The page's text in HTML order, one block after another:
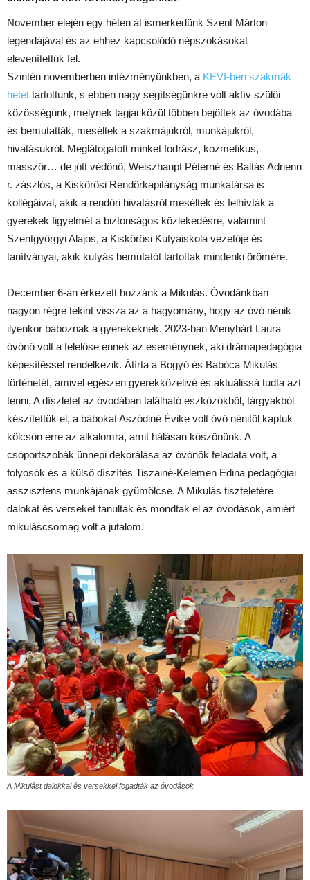
November elején egy héten át ismerkedünk Szent Márton
legendájával és az ehhez kapcsolódó népszokásokat
elevenítettük fel.
Szintén novemberben intézményünkben, a KEVI-ben szakmák
hetét tartottunk, s ebben nagy segítségünkre volt aktív szülői
közösségünk, melynek tagjai közül többen bejöttek az óvodába
és bemutatták, meséltek a szakmájukról, munkájukról,
hivatásukról. Meglátogatott minket fodrász, kozmetikus,
masszőr… de jött védőnő, Weiszhaupt Péterné és Baltás Adrienn
r. zászlós, a Kiskőrösi Rendőrkapitányság munkatársa is
kollégáival, akik a rendőri hivatásról meséltek és felhívták a
gyerekek figyelmét a biztonságos közlekedésre, valamint
Szentgyörgyi Alajos, a Kiskőrösi Kutyaiskola vezetője és
tanítványai, akik kutyás bemutatót tartottak mindenki örömére.
December 6-án érkezett hozzánk a Mikulás. Óvodánkban
nagyon régre tekint vissza az a hagyomány, hogy az óvó nénik
ilyenkor báboznak a gyerekeknek. 2023-ban Menyhárt Laura
óvónő volt a felelőse ennek az eseménynek, aki drámapedagógia
képesítéssel rendelkezik. Átírta a Bogyó és Babóca Mikulás
történetét, amivel egészen gyerekközelivé és aktuálissá tudta azt
tenni. A díszletet az óvodában található eszközökből, tárgyakból
készítettük el, a bábokat Aszódiné Évike volt óvó nénitől kaptuk
kölcsön erre az alkalomra, amit hálásan köszönünk. A
csoportszobák ünnepi dekorálása az óvónők feladata volt, a
folyosók és a külső díszítés Tiszainé-Kelemen Edina pedagógiai
asszisztens munkájának gyümölcse. A Mikulás tiszteletére
dalokat és verseket tanultak és mondtak el az óvodások, amiért
mikuláscsomag volt a jutalom.
A Mikulást dalokkal és versekkel fogadták az óvodások